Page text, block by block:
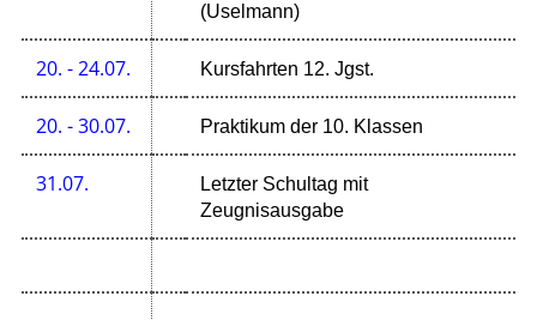
(Uselmann)
20. - 24.07. Kursfahrten 12. Jgst.
20. - 30.07. Praktikum der 10. Klassen
31.07.
Letzter Schultag mit
Zeugnisausgabe